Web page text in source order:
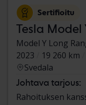
Sertifioitu
Tesla Model
Model Y Long
2023
19 260 km
Svedala
Johtava tarjous:
Rahoituksen